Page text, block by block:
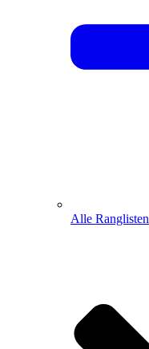
Alle Ranglisten